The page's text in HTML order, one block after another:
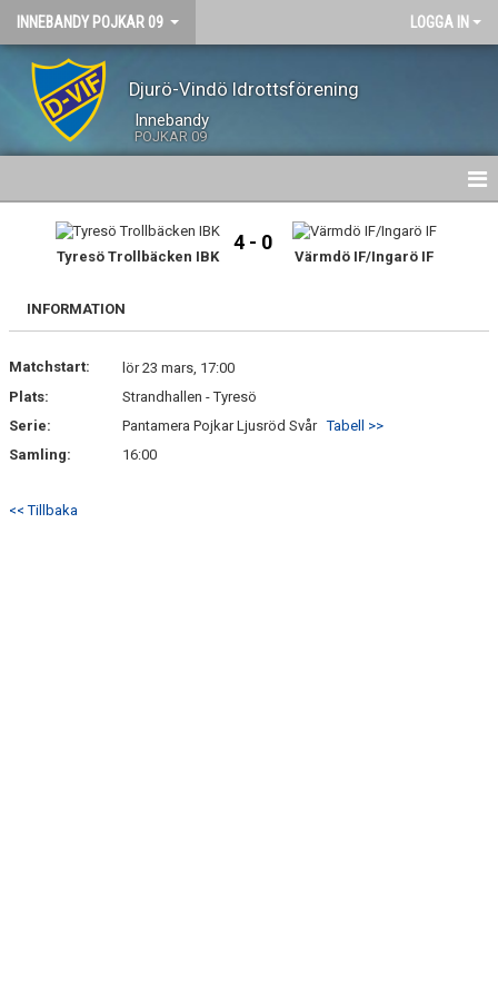
INNEBANDY POJKAR 09 LOGGA IN
Djurö-Vindö Idrottsförening
Innebandy
POJKAR 09
KALENDER
MATCHER
Tyresö Trollbäcken IBK
4 - 0
Värmdö IF/Ingarö IF
INFORMATION
Matchstart:
lör 23 mars, 17:00
Plats:
Strandhallen - Tyresö
Serie:
Pantamera Pojkar Ljusröd SvårTabell >>
Samling:
16:00
<< Tillbaka